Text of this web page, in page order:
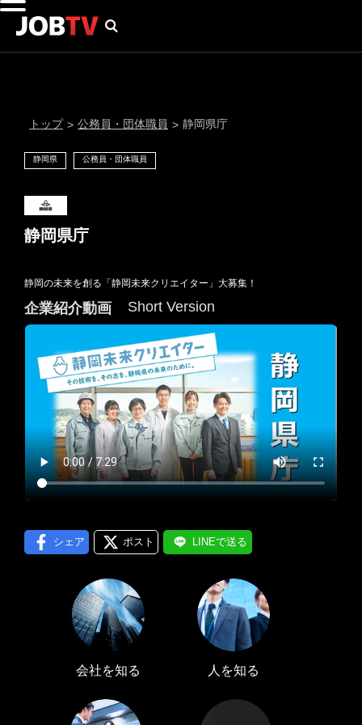
通知設定
LINE通知
トップ > 公務員・団体職員 > 静岡県庁
静岡県 公務員・団体職員
静岡県庁
静岡の未来を創る「静岡未来クリエイター」大募集！
企業紹介動画 Short Version
シェア ポスト LINEで送る
会社を知る 人を知る
にはプロフィール画像のアップロードが必要です
プロフィール編集する ＞
会員登録する ＞
ログインする ＞